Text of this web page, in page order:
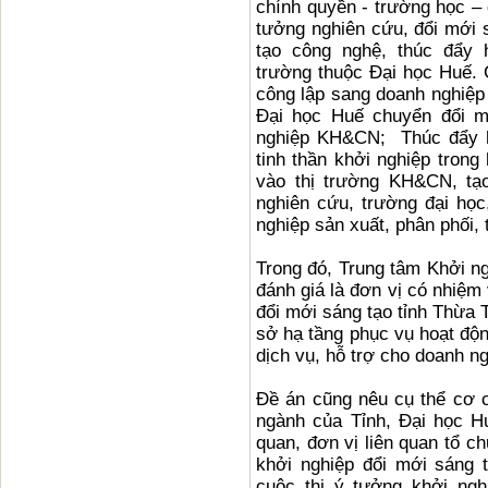
chính quyền - trường học –
tưởng nghiên cứu, đổi mới
tạo công nghệ, thúc đẩy
trường thuộc Đại học Huế.
công lập sang doanh
Đại học Huế chuyển đổi
nghiệp KH&CN; Thúc đẩy
tinh thần khởi nghiệp
vào thị trường KH&CN,
nghiên cứu, trường đại
nghiệp sản xuất, phân
Trong đó, Trung tâm Khởi
đánh giá là đơn vị có
đổi mới sáng tạo tỉnh Thừa
sở hạ tầng phục vụ hoạt
dịch vụ, hỗ trợ cho doanh
Đề án cũng nêu cụ thể cơ
ngành của Tỉnh, Đại học
quan, đơn vị liên quan tổ
khởi nghiệp đổi mới sáng